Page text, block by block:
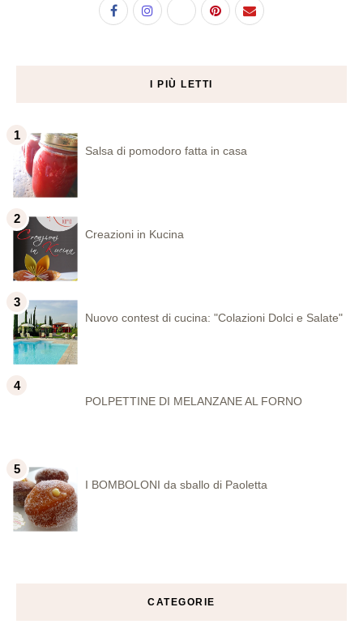
I PIÙ LETTI
Salsa di pomodoro fatta in casa
Creazioni in Kucina
Nuovo contest di cucina: "Colazioni Dolci e Salate"
POLPETTINE DI MELANZANE AL FORNO
I BOMBOLONI da sballo di Paoletta
CATEGORIE